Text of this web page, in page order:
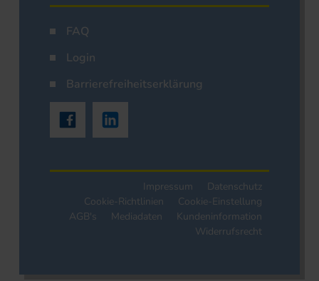
FAQ
Login
Barrierefreiheitserklärung
Impressum
Datenschutz
Cookie-Richtlinien
Cookie-Einstellung
AGB's
Mediadaten
Kundeninformation
Widerrufsrecht